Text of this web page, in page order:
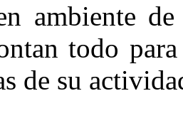
ambiente
todo
de su